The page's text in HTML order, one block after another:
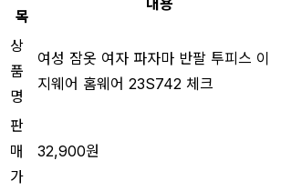
목
상
품
명
여성 잠옷 여자 파자마 반팔 투피스 이
지웨어 홈웨어 23S742 체크
판
매
가
32,900원